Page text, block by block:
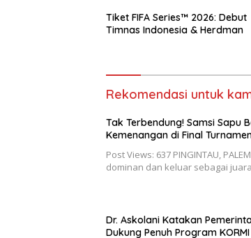
Tiket FIFA Series™ 2026: Debut
Timnas Indonesia & Herdman
Rekomendasi untuk
Tak Terbendung! Samsi Sapu
Kemenangan di Final
Post Views: 637 PINGINTAU,
dominan dan keluar sebagai
Dr. Askolani Katakan
Dukung Penuh Program KORMI